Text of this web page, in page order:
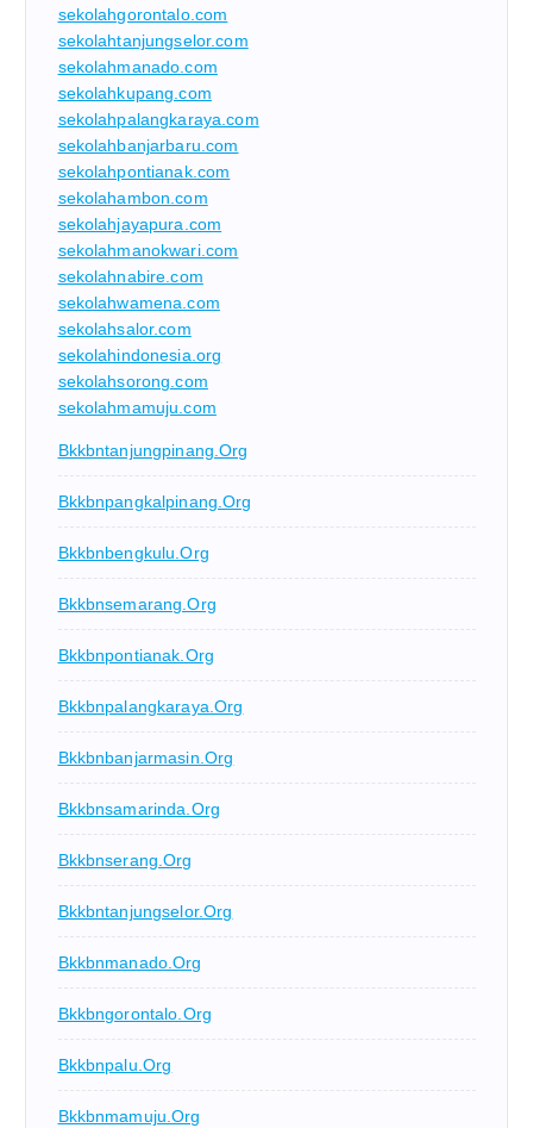
sekolahgorontalo.com
sekolahtanjungselor.com
sekolahmanado.com
sekolahkupang.com
sekolahpalangkaraya.com
sekolahbanjarbaru.com
sekolahpontianak.com
sekolahambon.com
sekolahjayapura.com
sekolahmanokwari.com
sekolahnabire.com
sekolahwamena.com
sekolahsalor.com
sekolahindonesia.org
sekolahsorong.com
sekolahmamuju.com
Bkkbntanjungpinang.org
Bkkbnpangkalpinang.org
Bkkbnbengkulu.org
Bkkbnsemarang.org
Bkkbnpontianak.org
Bkkbnpalangkaraya.org
Bkkbnbanjarmasin.org
Bkkbnsamarinda.org
Bkkbnserang.org
Bkkbntanjungselor.org
Bkkbnmanado.org
Bkkbngorontalo.org
Bkkbnpalu.org
Bkkbnmamuju.org